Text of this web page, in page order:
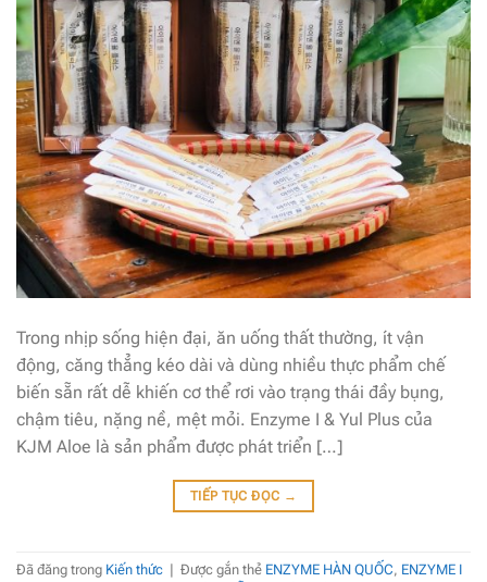
Trong nhịp sống hiện đại, ăn uống thất thường, ít vận
động, căng thẳng kéo dài và dùng nhiều thực phẩm chế
biến sẵn rất dễ khiến cơ thể rơi vào trạng thái đầy bụng,
chậm tiêu, nặng nề, mệt mỏi. Enzyme I & Yul Plus của
KJM Aloe là sản phẩm được phát triển […]
TIẾP TỤC ĐỌC →
Đã đăng trong Kiến thức Được gắn thẻ ENZYME HÀN QUỐC, ENZYME I